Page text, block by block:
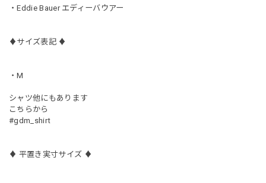
・Eddie Bauer エディーバウアー
♦︎サイズ表記 ♦︎
・M
シャツ他にもあります
こちらから
#gdm_shirt
♦︎ 平置き実寸サイズ ♦︎